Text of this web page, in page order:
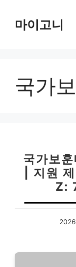
마이고니
국가
국가보
| 지원
Z: